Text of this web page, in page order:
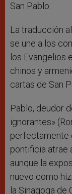
San Pablo.
La traducción
se une a los
los Evangelios
chinos y
cartas de San
Pablo, deudor
ignorantes»
perfectamente
pontificia atrae
aunque la
nuevo como
la Sinagoga de